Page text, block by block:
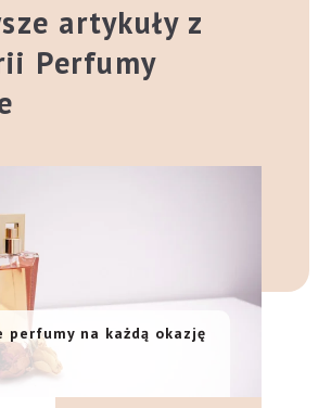
artykuły z
Perfumy
perfumy na każdą okazję